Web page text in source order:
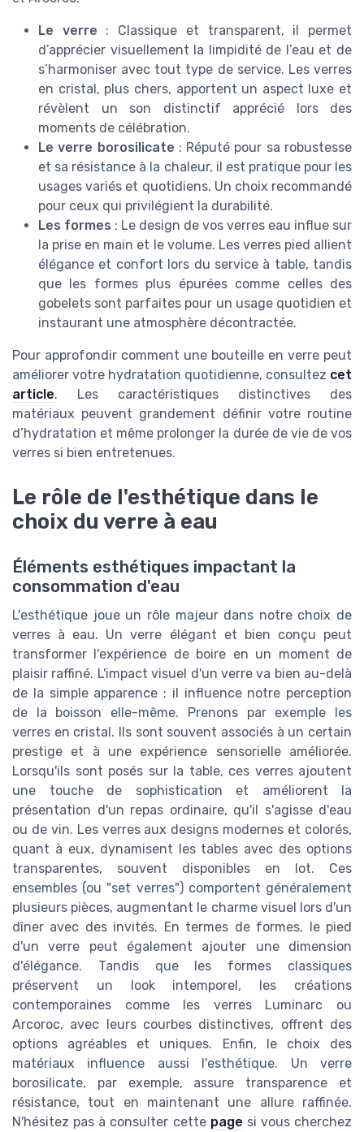
Le verre : Classique et transparent, il permet
d’apprécier visuellement la limpidité de l’eau et de
s’harmoniser avec tout type de service. Les verres
en cristal, plus chers, apportent un aspect luxe et
révèlent un son distinctif apprécié lors des
moments de célébration.
Le verre borosilicate : Réputé pour sa robustesse
et sa résistance à la chaleur, il est pratique pour les
usages variés et quotidiens. Un choix recommandé
pour ceux qui privilégient la durabilité.
Les formes : Le design de vos verres eau influe sur
la prise en main et le volume. Les verres pied allient
élégance et confort lors du service à table, tandis
que les formes plus épurées comme celles des
gobelets sont parfaites pour un usage quotidien et
instaurant une atmosphère décontractée.
Pour approfondir comment une bouteille en verre peut
améliorer votre hydratation quotidienne, consultez cet
article. Les caractéristiques distinctives des
matériaux peuvent grandement définir votre routine
d’hydratation et même prolonger la durée de vie de vos
verres si bien entretenues.
Le rôle de l'esthétique dans le
choix du verre à eau
Éléments esthétiques impactant la
consommation d'eau
L'esthétique joue un rôle majeur dans notre choix de
verres à eau. Un verre élégant et bien conçu peut
transformer l'expérience de boire en un moment de
plaisir raffiné. L'impact visuel d'un verre va bien au-delà
de la simple apparence ; il influence notre perception
de la boisson elle-même. Prenons par exemple les
verres en cristal. Ils sont souvent associés à un certain
prestige et à une expérience sensorielle améliorée.
Lorsqu'ils sont posés sur la table, ces verres ajoutent
une touche de sophistication et améliorent la
présentation d'un repas ordinaire, qu'il s'agisse d'eau
ou de vin. Les verres aux designs modernes et colorés,
quant à eux, dynamisent les tables avec des options
transparentes, souvent disponibles en lot. Ces
ensembles (ou "set verres") comportent généralement
plusieurs pièces, augmentant le charme visuel lors d'un
dîner avec des invités. En termes de formes, le pied
d'un verre peut également ajouter une dimension
d'élégance. Tandis que les formes classiques
préservent un look intemporel, les créations
contemporaines comme les verres Luminarc ou
Arcoroc, avec leurs courbes distinctives, offrent des
options agréables et uniques. Enfin, le choix des
matériaux influence aussi l'esthétique. Un verre
borosilicate, par exemple, assure transparence et
résistance, tout en maintenant une allure raffinée.
N'hésitez pas à consulter cette page si vous cherchez